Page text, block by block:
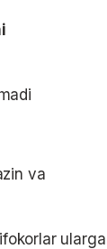
va
ularga